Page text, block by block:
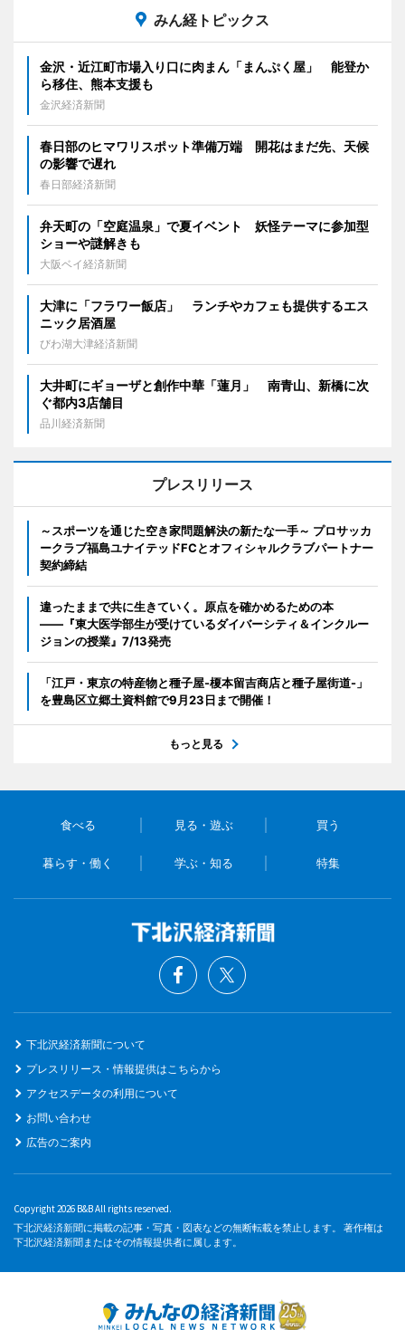
みん経トピックス
金沢・近江町市場入り口に肉まん「まんぷく屋」 能登か
ら移住、熊本支援も
金沢経済新聞
春日部のヒマワリスポット準備万端 開花はまだ先、天候
の影響で遅れ
春日部経済新聞
弁天町の「空庭温泉」で夏イベント 妖怪テーマに参加型
ショーや謎解きも
大阪ベイ経済新聞
大津に「フラワー飯店」 ランチやカフェも提供するエス
ニック居酒屋
びわ湖大津経済新聞
大井町にギョーザと創作中華「蓮月」 南青山、新橋に次
ぐ都内3店舗目
品川経済新聞
プレスリリース
～スポーツを通じた空き家問題解決の新たな一手～ プロサッカ
ークラブ福島ユナイテッドFCとオフィシャルクラブパートナー
契約締結
違ったままで共に生きていく。原点を確かめるための本
――『東大医学部生が受けているダイバーシティ＆インクルー
ジョンの授業』7/13発売
「江戸・東京の特産物と種子屋-榎本留吉商店と種子屋街道-」
を豊島区立郷土資料館で9月23日まで開催！
もっと見る
食べる 見る・遊ぶ 買う
暮らす・働く 学ぶ・知る 特集
下北沢経済新聞について
プレスリリース・情報提供はこちらから
アクセスデータの利用について
お問い合わせ
広告のご案内
Copyright 2026 B&B All rights reserved.
下北沢経済新聞に掲載の記事・写真・図表などの無断転載を禁止します。 著作権は
下北沢経済新聞またはその情報提供者に属します。